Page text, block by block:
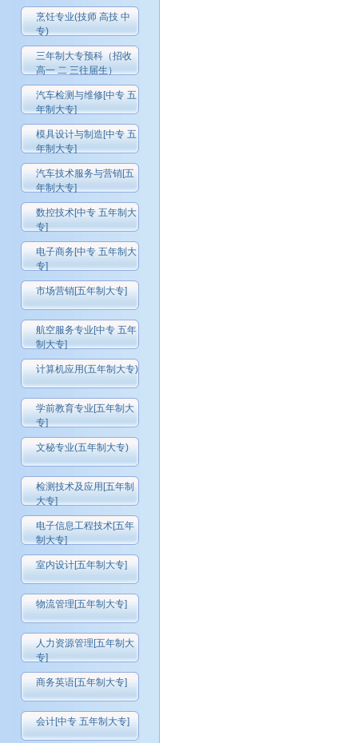
烹饪专业(技师 高技 中
专)
三年制大专预科（招收
高一 二 三往届生）
汽车检测与维修[中专 五
年制大专]
模具设计与制造[中专 五
年制大专]
汽车技术服务与营销[五
年制大专]
数控技术[中专 五年制大
专]
电子商务[中专 五年制大
专]
市场营销[五年制大专]
航空服务专业[中专 五年
制大专]
计算机应用(五年制大专)
学前教育专业[五年制大
专]
文秘专业(五年制大专)
检测技术及应用[五年制
大专]
电子信息工程技术[五年
制大专]
室内设计[五年制大专]
物流管理[五年制大专]
人力资源管理[五年制大
专]
商务英语[五年制大专]
会计[中专 五年制大专]